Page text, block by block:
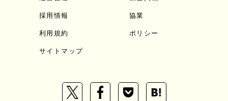
採用情報 協業
利用規約 ポリシー
サイトマップ